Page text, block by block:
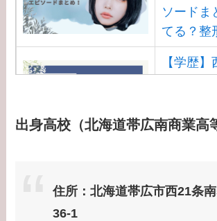
ソードま
てる？整
【学歴
ナとの結
大学・高
出身高校（北海道帯広南商業高
住所：北海道帯広市西21条南
36-1